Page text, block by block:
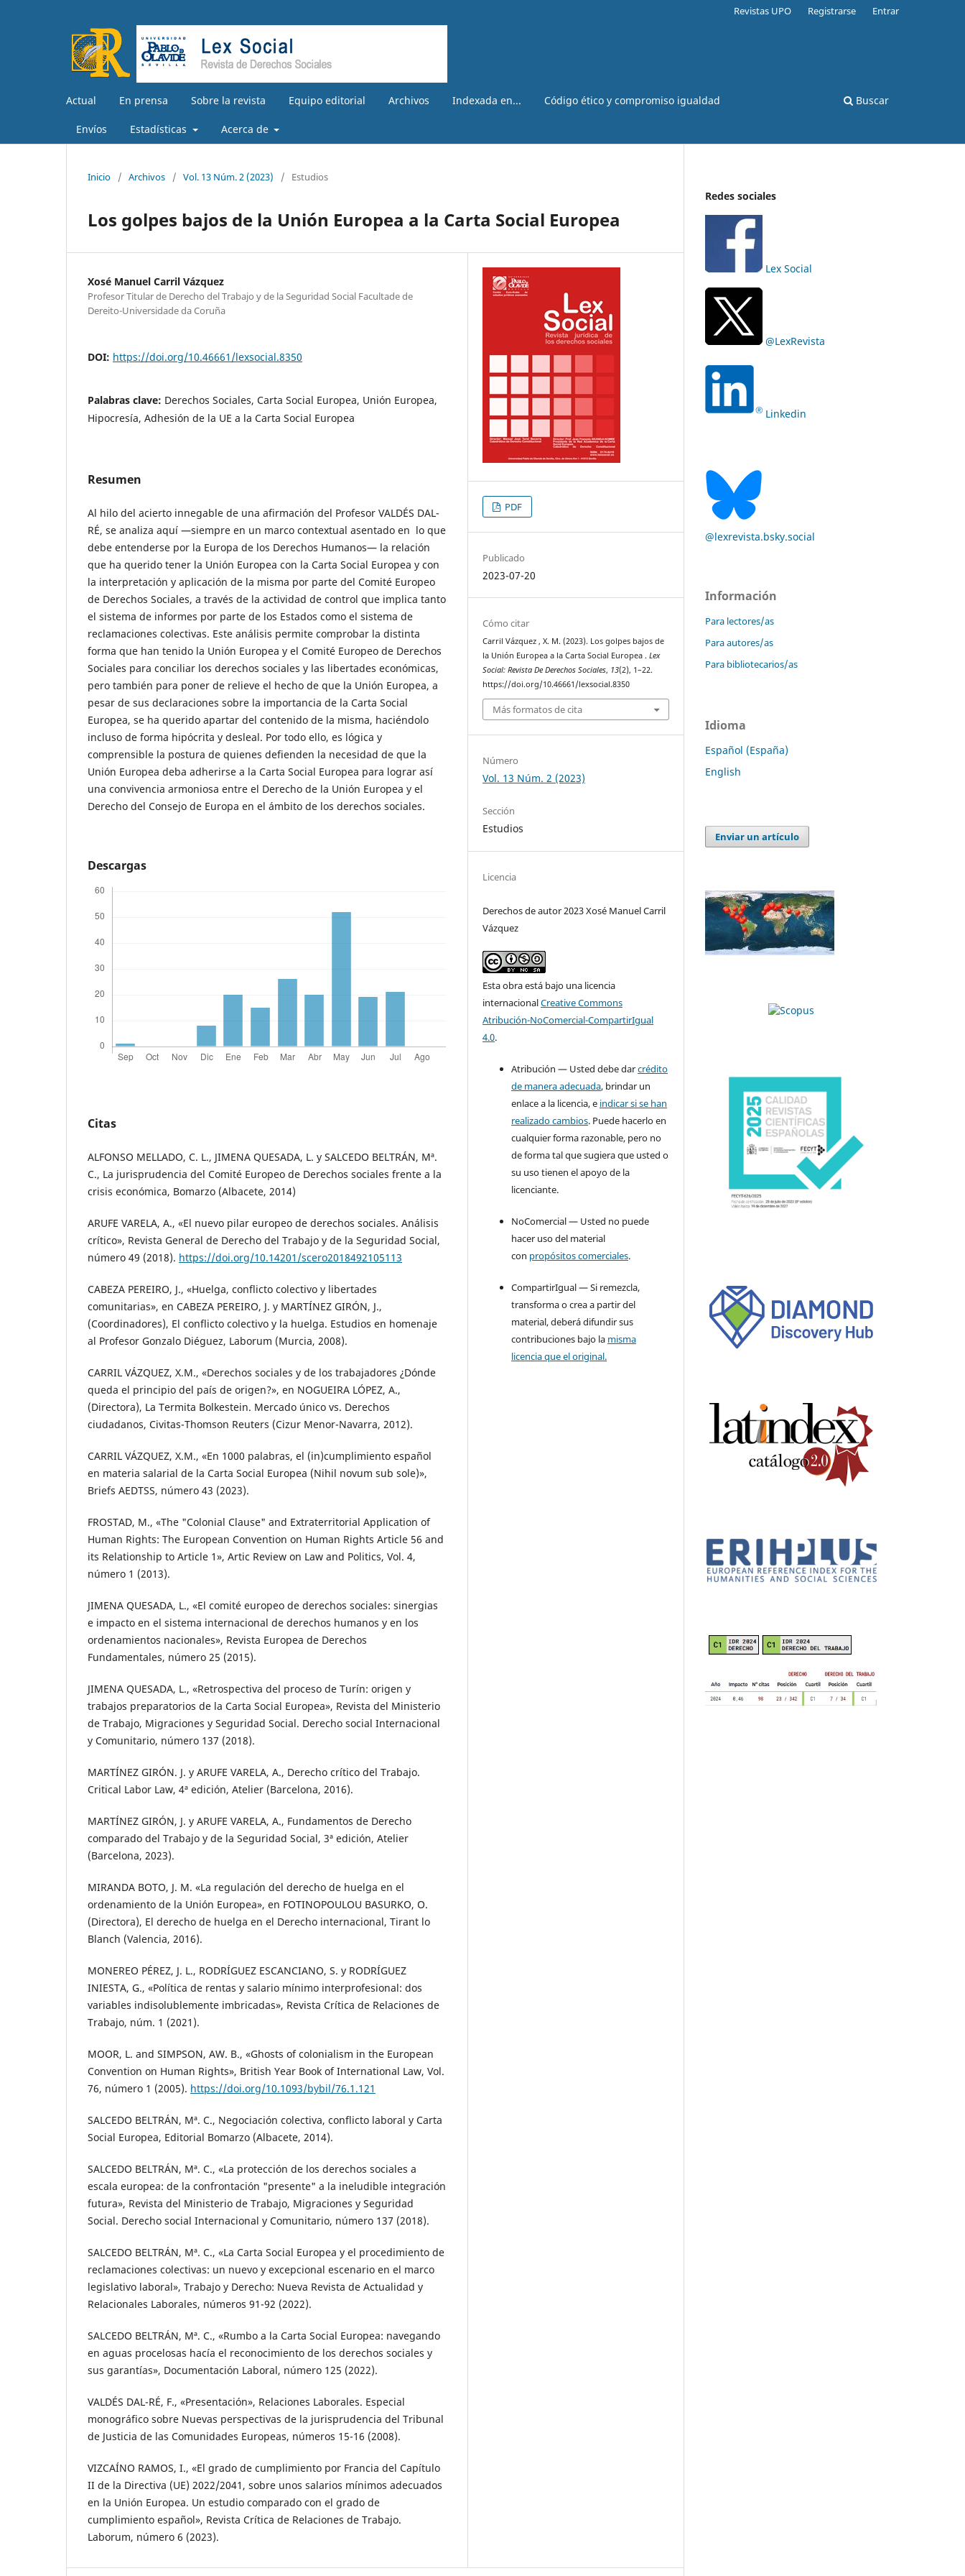
Actual En prensa Sobre la revista Equipo editorial Archivos Indexada en... Código ético y compromiso igualdad
Envíos Estadísticas Acerca de
Buscar
Revistas UPO Registrarse Entrar
Inicio / Archivos / Vol. 13 Núm. 2 (2023) / Estudios
Los golpes bajos de la Unión Europea a la Carta Social Europea
Xosé Manuel Carril Vázquez
Profesor Titular de Derecho del Trabajo y de la Seguridad Social Facultade de
Dereito-Universidade da Coruña
DOI: https://doi.org/10.46661/lexsocial.8350
Palabras clave: Derechos Sociales, Carta Social Europea, Unión Europea,
Hipocresía, Adhesión de la UE a la Carta Social Europea
Resumen
Al hilo del acierto innegable de una afirmación del Profesor VALDÉS DAL-
RÉ, se analiza aquí —siempre en un marco contextual asentado en lo que
debe entenderse por la Europa de los Derechos Humanos— la relación
que ha querido tener la Unión Europea con la Carta Social Europea y con
la interpretación y aplicación de la misma por parte del Comité Europeo
de Derechos Sociales, a través de la actividad de control que implica tanto
el sistema de informes por parte de los Estados como el sistema de
reclamaciones colectivas. Este análisis permite comprobar la distinta
forma que han tenido la Unión Europea y el Comité Europeo de Derechos
Sociales para conciliar los derechos sociales y las libertades económicas,
pero también para poner de relieve el hecho de que la Unión Europea, a
pesar de sus declaraciones sobre la importancia de la Carta Social
Europea, se ha querido apartar del contenido de la misma, haciéndolo
incluso de forma hipócrita y desleal. Por todo ello, es lógica y
comprensible la postura de quienes defienden la necesidad de que la
Unión Europea deba adherirse a la Carta Social Europea para lograr así
una convivencia armoniosa entre el Derecho de la Unión Europea y el
Derecho del Consejo de Europa en el ámbito de los derechos sociales.
Descargas
Citas
ALFONSO MELLADO, C. L., JIMENA QUESADA, L. y SALCEDO BELTRÁN, Mª.
C., La jurisprudencia del Comité Europeo de Derechos sociales frente a la
crisis económica, Bomarzo (Albacete, 2014)
ARUFE VARELA, A., «El nuevo pilar europeo de derechos sociales. Análisis
crítico», Revista General de Derecho del Trabajo y de la Seguridad Social,
número 49 (2018). https://doi.org/10.14201/scero2018492105113
CABEZA PEREIRO, J., «Huelga, conflicto colectivo y libertades
comunitarias», en CABEZA PEREIRO, J. y MARTÍNEZ GIRÓN, J.,
(Coordinadores), El conflicto colectivo y la huelga. Estudios en homenaje
al Profesor Gonzalo Diéguez, Laborum (Murcia, 2008).
CARRIL VÁZQUEZ, X.M., «Derechos sociales y de los trabajadores ¿Dónde
queda el principio del país de origen?», en NOGUEIRA LÓPEZ, A.,
(Directora), La Termita Bolkestein. Mercado único vs. Derechos
ciudadanos, Civitas-Thomson Reuters (Cizur Menor-Navarra, 2012).
CARRIL VÁZQUEZ, X.M., «En 1000 palabras, el (in)cumplimiento español
en materia salarial de la Carta Social Europea (Nihil novum sub sole)»,
Briefs AEDTSS, número 43 (2023).
FROSTAD, M., «The "Colonial Clause" and Extraterritorial Application of
Human Rights: The European Convention on Human Rights Article 56 and
its Relationship to Article 1», Artic Review on Law and Politics, Vol. 4,
número 1 (2013).
JIMENA QUESADA, L., «El comité europeo de derechos sociales: sinergias
e impacto en el sistema internacional de derechos humanos y en los
ordenamientos nacionales», Revista Europea de Derechos
Fundamentales, número 25 (2015).
JIMENA QUESADA, L., «Retrospectiva del proceso de Turín: origen y
trabajos preparatorios de la Carta Social Europea», Revista del Ministerio
de Trabajo, Migraciones y Seguridad Social. Derecho social Internacional
y Comunitario, número 137 (2018).
MARTÍNEZ GIRÓN. J. y ARUFE VARELA, A., Derecho crítico del Trabajo.
Critical Labor Law, 4ª edición, Atelier (Barcelona, 2016).
MARTÍNEZ GIRÓN, J. y ARUFE VARELA, A., Fundamentos de Derecho
comparado del Trabajo y de la Seguridad Social, 3ª edición, Atelier
(Barcelona, 2023).
MIRANDA BOTO, J. M. «La regulación del derecho de huelga en el
ordenamiento de la Unión Europea», en FOTINOPOULOU BASURKO, O.
(Directora), El derecho de huelga en el Derecho internacional, Tirant lo
Blanch (Valencia, 2016).
MONEREO PÉREZ, J. L., RODRÍGUEZ ESCANCIANO, S. y RODRÍGUEZ
INIESTA, G., «Política de rentas y salario mínimo interprofesional: dos
variables indisolublemente imbricadas», Revista Crítica de Relaciones de
Trabajo, núm. 1 (2021).
MOOR, L. and SIMPSON, AW. B., «Ghosts of colonialism in the European
Convention on Human Rights», British Year Book of International Law, Vol.
76, número 1 (2005). https://doi.org/10.1093/bybil/76.1.121
SALCEDO BELTRÁN, Mª. C., Negociación colectiva, conflicto laboral y Carta
Social Europea, Editorial Bomarzo (Albacete, 2014).
SALCEDO BELTRÁN, Mª. C., «La protección de los derechos sociales a
escala europea: de la confrontación "presente" a la ineludible integración
futura», Revista del Ministerio de Trabajo, Migraciones y Seguridad
Social. Derecho social Internacional y Comunitario, número 137 (2018).
SALCEDO BELTRÁN, Mª. C., «La Carta Social Europea y el procedimiento de
reclamaciones colectivas: un nuevo y excepcional escenario en el marco
legislativo laboral», Trabajo y Derecho: Nueva Revista de Actualidad y
Relacionales Laborales, números 91-92 (2022).
SALCEDO BELTRÁN, Mª. C., «Rumbo a la Carta Social Europea: navegando
en aguas procelosas hacía el reconocimiento de los derechos sociales y
sus garantías», Documentación Laboral, número 125 (2022).
VALDÉS DAL-RÉ, F., «Presentación», Relaciones Laborales. Especial
monográfico sobre Nuevas perspectivas de la jurisprudencia del Tribunal
de Justicia de las Comunidades Europeas, números 15-16 (2008).
VIZCAÍNO RAMOS, I., «El grado de cumplimiento por Francia del Capítulo
II de la Directiva (UE) 2022/2041, sobre unos salarios mínimos adecuados
en la Unión Europea. Un estudio comparado con el grado de
cumplimiento español», Revista Crítica de Relaciones de Trabajo.
Laborum, número 6 (2023).
PDF
Publicado
2023-07-20
Cómo citar
Carril Vázquez , X. M. (2023). Los golpes bajos de
la Unión Europea a la Carta Social Europea .Lex
Social: Revista De Derechos Sociales, 13(2), 1–22.
https://doi.org/10.46661/lexsocial.8350
Más formatos de cita
Número
Vol. 13 Núm. 2 (2023)
Sección
Estudios
Licencia
Derechos de autor 2023 Xosé Manuel Carril
Vázquez
Esta obra está bajo una licencia
internacionalCreative Commons
Atribución-NoComercial-CompartirIgual
4.0.
Atribución — Usted debe darcrédito
de manera adecuada, brindar un
enlace a la licencia, e indicar si se han
realizado cambios. Puede hacerlo en
cualquier forma razonable, pero no
de forma tal que sugiera que usted o
su uso tienen el apoyo de la
licenciante.
NoComercial — Usted no puede
hacer uso del material
con propósitos comerciales.
CompartirIgual — Si remezcla,
transforma o crea a partir del
material, deberá difundir sus
contribuciones bajo la misma
licencia que el original.
Redes sociales
Lex Social
@LexRevista
Linkedin
@lexrevista.bsky.social
Información
Para lectores/as
Para autores/as
Para bibliotecarios/as
Idioma
Español (España)
English
Enviar un artículo